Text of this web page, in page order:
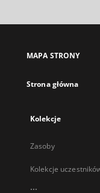
się
karcie
MAPA STRONY
Strona główna
Kolekcje
Zasoby
Kolekcje
...